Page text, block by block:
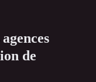
de